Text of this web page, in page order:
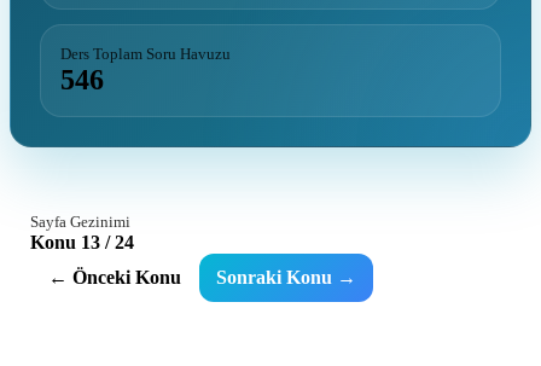
Ders Toplam Soru Havuzu
546
Sayfa Gezinimi
Konu 13 / 24
← Önceki Konu
Sonraki Konu →